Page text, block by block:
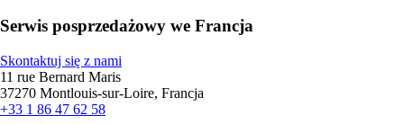
Serwis posprzedażowy we Francja
Skontaktuj się z nami
11 rue Bernard Maris
37270 Montlouis-sur-Loire, Francja
+33 1 86 47 62 58